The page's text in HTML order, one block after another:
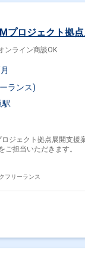
プロジェクト拠
ンライン商談OK
ランス)
駅
ジェクト拠点展開支援
ご担当いただきます
フリーランス